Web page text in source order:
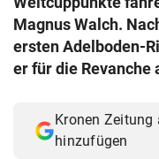
© Krone Multimedia
Muthgasse 2, 1190
Magnus Walch.
ersten Adelboden-
er für die Revanche
Kronen Zeitung
hinzufügen